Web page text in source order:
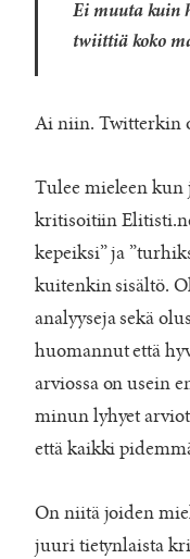
Ei muuta kuin
twiittiä koko
Ai niin. Twitterkin
Tulee mieleen kun
kritisoitiin
kepeiksi” ja
kuitenkin sisältö.
analyyseja sekä
huomannut että
arviossa on usein
minun lyhyet
että kaikki
On niitä joiden
juuri tietynlaista